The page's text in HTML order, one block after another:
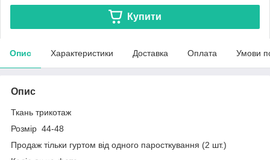
Купити
Опис Характеристики Доставка Оплата Умови
Опис
Ткань трикотаж
Розмір 44-48
Продаж тільки гуртом від одного паросткування (2 шт.)